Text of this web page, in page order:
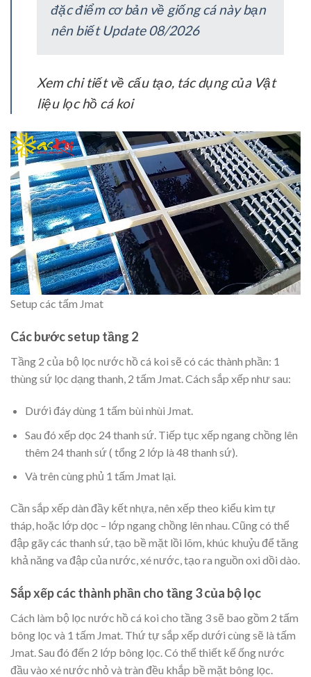
đặc điểm cơ bản về giống cá này bạn
nên biết Update 08/2026
Xem chi tiết về cấu tạo, tác dụng của Vật
liệu lọc hồ cá koi
Setup các tấm Jmat
Các bước setup tầng 2
Tầng 2 của bộ lọc nước hồ cá koi sẽ có các thành phần: 1
thùng sứ lọc dạng thanh, 2 tấm Jmat. Cách sắp xếp như sau:
Dưới đáy dùng 1 tấm bùi nhùi Jmat.
Sau đó xếp dọc 24 thanh sứ. Tiếp tục xếp ngang chồng lên
thêm 24 thanh sứ ( tổng 2 lớp là 48 thanh sứ).
Và trên cùng phủ 1 tấm Jmat lại.
Cần sắp xếp dàn đầy kết nhựa, nên xếp theo kiểu kim tự
tháp, hoặc lớp dọc – lớp ngang chồng lên nhau. Cũng có thể
đập gãy các thanh sứ, tạo bề mặt lồi lõm, khúc khuỷu để tăng
khả năng va đập của nước, xé nước, tạo ra nguồn oxi dồi dào.
Sắp xếp các thành phần cho tầng 3 của bộ lọc
Cách làm bộ lọc nước hồ cá koi cho tầng 3 sẽ bao gồm 2 tấm
bông lọc và 1 tấm Jmat. Thứ tự sắp xếp dưới cùng sẽ là tấm
Jmat. Sau đó đến 2 lớp bông lọc. Có thể thiết kế ống nước
đầu vào xé nước nhỏ và tràn đều khắp bề mặt bông lọc.